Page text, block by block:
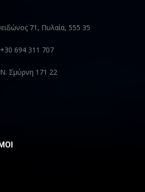
71, Πυλαία, 555 35
694 311 707
Σμύρνη 171 22